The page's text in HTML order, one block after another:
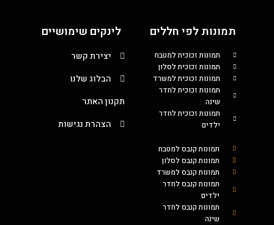
תמונות לפי חללים
תמונות זכוכית למטבח
תמונות זכוכית לסלון
תמונות זכוכית למשרד
תמונות זכוכית לחדר
שינה
תמונות זכוכית לחדר
ילדים
תמונות קנבס למטבח
תמונות קנבס לסלון
תמונות קנבס למשרד
תמונות קנבס לחדר
ילדים
תמונות קנבס לחדר
שינה
לינקים שימושיים
יצירת קשר
הבלוג שלנו
תקנון האתר
הצהרת נגישות